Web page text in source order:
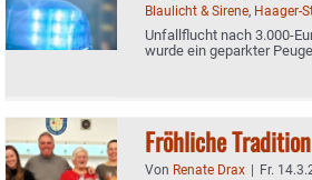
Blaulicht & Sirene, Haager-
Unfallflucht nach 3.000-
wurde ein geparkter
Fröhliche Tradition
Von Renate Drax | Fr.